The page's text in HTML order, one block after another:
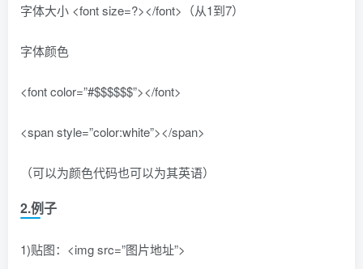
字体大小 <font size=?></font>（从1到7）
字体颜色
<font color=”#$$$$$$”></font>
<span style=”color:white”></span>
（可以为颜色代码也可以为其英语）
2.例子
1)贴图：<img src=”图片地址”>